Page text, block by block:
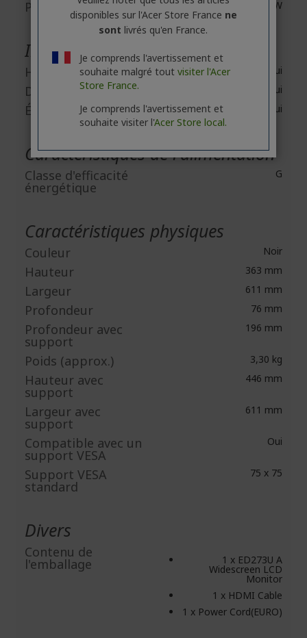
Puissance de sortie 2 W
Interfaces/Ports
HDMI Oui
DisplayPort Oui
Écouteurs Oui
Caractéristiques de l'alimentation
Classe d'efficacité
énergétique
G
Caractéristiques physiques
Couleur Noir
Hauteur 363 mm
Largeur 611 mm
Profondeur 76 mm
Profondeur avec
support
196 mm
Poids (approx.) 3,30 kg
Hauteur avec
support
446 mm
Largeur avec
support
611 mm
Compatible avec un
support VESA
Oui
Support VESA
standard
75 x 75
Divers
Contenu de
l'emballage 1 x ED273U A
Widescreen LCD
Monitor
1 x HDMI Cable
1 x Power Cord(EURO)
disponibles sur l'Acer Store France ne
sont livrés qu'en France.
Je comprends l'avertissement et
souhaite malgré tout visiter l'Acer
Store France.
Je comprends l'avertissement et
souhaite visiter l'Acer Store local.